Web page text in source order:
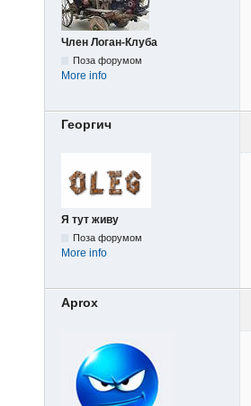
Член Логан-Клуба
Поза форумом
More info
Георгич
Я тут живу
Поза форумом
More info
Aprox